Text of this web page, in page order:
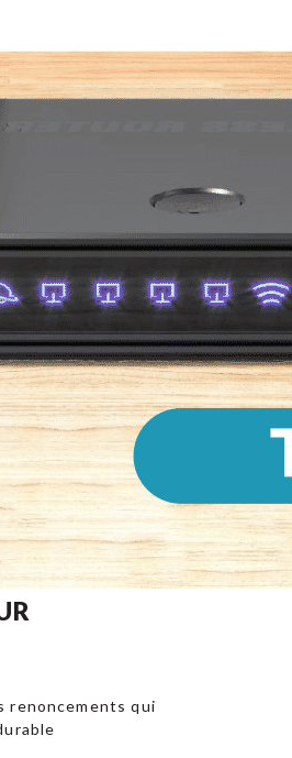
renoncements qui